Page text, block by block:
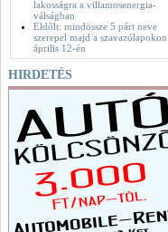
lakosságra a villamosenergia-
válságban
Eldőlt: mindössze 5 párt neve
szerepel majd a szavazólapokon
április 12-én
HIRDETÉS